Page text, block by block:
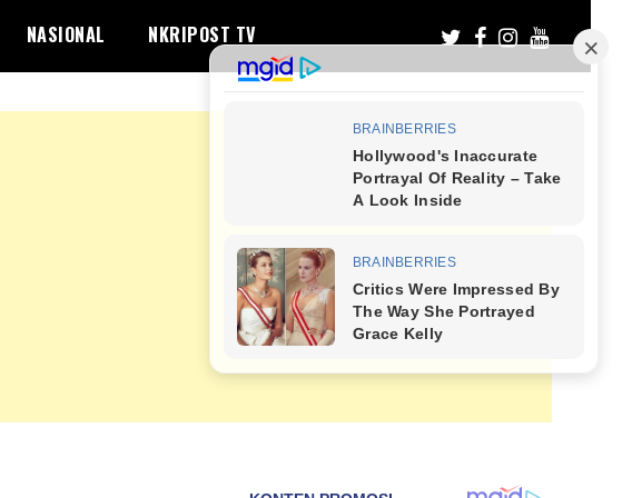
NASIONAL NKRIPOST TV